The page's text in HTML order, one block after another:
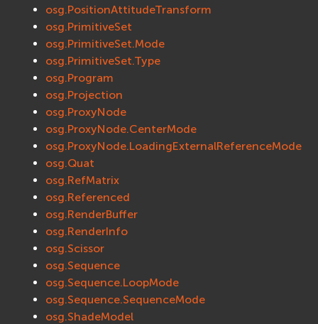
osg.PositionAttitudeTransform
osg.PrimitiveSet
osg.PrimitiveSet.Mode
osg.PrimitiveSet.Type
osg.Program
osg.Projection
osg.ProxyNode
osg.ProxyNode.CenterMode
osg.ProxyNode.LoadingExternalReferenceMode
osg.Quat
osg.RefMatrix
osg.Referenced
osg.RenderBuffer
osg.RenderInfo
osg.Scissor
osg.Sequence
osg.Sequence.LoopMode
osg.Sequence.SequenceMode
osg.ShadeModel